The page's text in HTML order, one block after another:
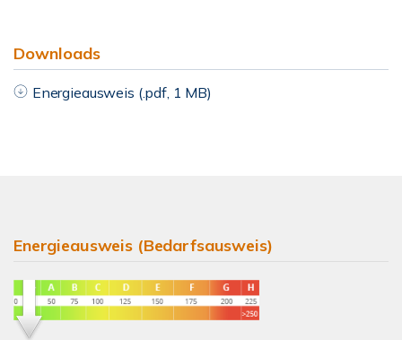
Downloads
Energieausweis (.pdf, 1 MB)
Energieausweis (Bedarfsausweis)